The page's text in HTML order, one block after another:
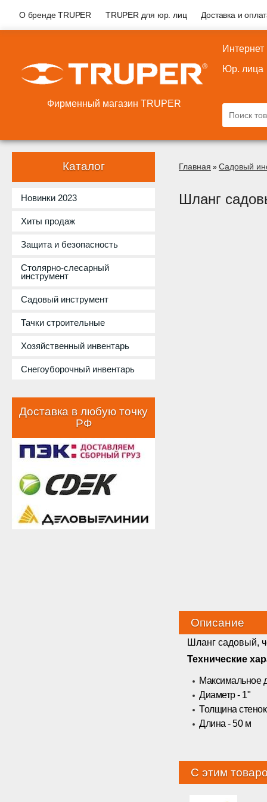
О бренде TRUPER TRUPER для юр. лиц Доставка и
Фирменный магазин TRUPER
Интернет
Юр. лица
Каталог
Новинки 2023
Хиты продаж
Защита и безопасность
Столярно-слесарный
инструмент
Садовый инструмент
Тачки строительные
Хозяйственный инвентарь
Снегоуборочный инвентарь
Доставка в любую точку
РФ
Главная » Садовый
Шланг
Описание
Шланг садовый,
Технические
Максимальное
Диаметр - 1"
Толщина
Длина - 50 м
С этим